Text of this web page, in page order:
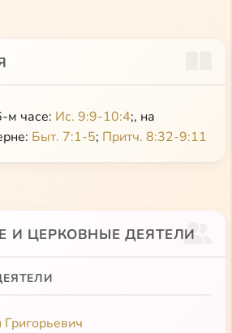
м часе: Ис. 9:9-10:4;, на
Быт. 7:1-5; Притч. 8:32-9:11
И ЦЕРКОВНЫЕ ДЕЯТЕЛИ